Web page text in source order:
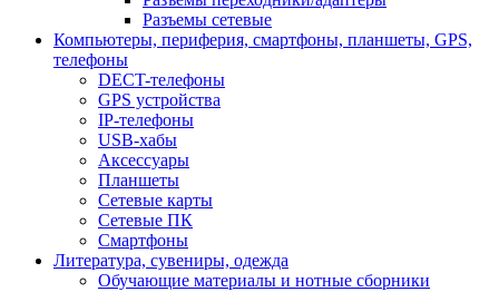
Разъемы сетевые
Компьютеры, периферия, смартфоны, планшеты, GPS,
телефоны
DECT-телефоны
GPS устройства
IP-телефоны
USB-хабы
Аксессуары
Планшеты
Сетевые карты
Сетевые ПК
Смартфоны
Литература, сувениры, одежда
Обучающие материалы и нотные сборники